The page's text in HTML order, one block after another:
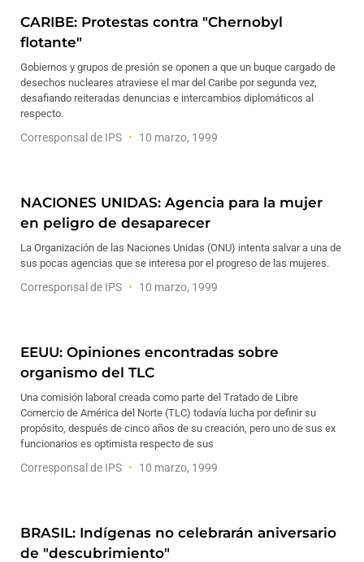
CARIBE: Protestas contra "Chernobyl
flotante"
Gobiernos y grupos de presión se oponen a que un buque cargado de
desechos nucleares atraviese el mar del Caribe por segunda vez,
desafiando reiteradas denuncias e intercambios diplomáticos al
respecto.
Corresponsal de IPS 10 marzo, 1999
NACIONES UNIDAS: Agencia para la mujer
en peligro de desaparecer
La Organización de las Naciones Unidas (ONU) intenta salvar a una de
sus pocas agencias que se interesa por el progreso de las mujeres.
Corresponsal de IPS 10 marzo, 1999
EEUU: Opiniones encontradas sobre
organismo del TLC
Una comisión laboral creada como parte del Tratado de Libre
Comercio de América del Norte (TLC) todavía lucha por definir su
propósito, después de cinco años de su creación, pero uno de sus ex
funcionarios es optimista respecto de sus
Corresponsal de IPS 10 marzo, 1999
BRASIL: Indígenas no celebrarán aniversario
de "descubrimiento"